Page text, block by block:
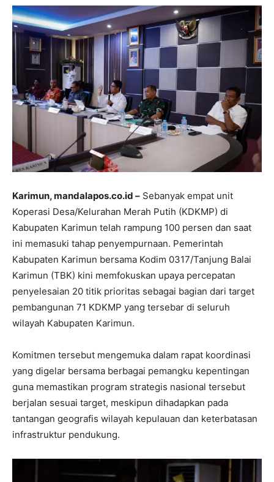
Karimun, mandalapos.co.id – Sebanyak empat unit
Koperasi Desa/Kelurahan Merah Putih (KDKMP) di
Kabupaten Karimun telah rampung 100 persen dan saat
ini memasuki tahap penyempurnaan. Pemerintah
Kabupaten Karimun bersama Kodim 0317/Tanjung Balai
Karimun (TBK) kini memfokuskan upaya percepatan
penyelesaian 20 titik prioritas sebagai bagian dari target
pembangunan 71 KDKMP yang tersebar di seluruh
wilayah Kabupaten Karimun.
Komitmen tersebut mengemuka dalam rapat koordinasi
yang digelar bersama berbagai pemangku kepentingan
guna memastikan program strategis nasional tersebut
berjalan sesuai target, meskipun dihadapkan pada
tantangan geografis wilayah kepulauan dan keterbatasan
infrastruktur pendukung.